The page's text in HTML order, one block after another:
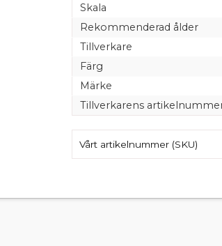
Skala
Rekommenderad ålder
Tillverkare
Färg
Märke
Tillverkarens
Vårt artikelnummer (SKU)